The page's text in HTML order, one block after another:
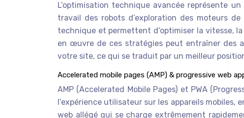
L’optimisation technique avancée représente
travail des robots d’exploration des moteurs
technique et permettent d’optimiser la vitesse,
en œuvre de ces stratégies peut entraîner des
votre site, ce qui se traduit par un meilleur
Accelerated mobile pages (AMP) & progressive web
AMP (Accelerated Mobile Pages) et PWA
l’expérience utilisateur sur les appareils
web allégé qui se charge extrêmement